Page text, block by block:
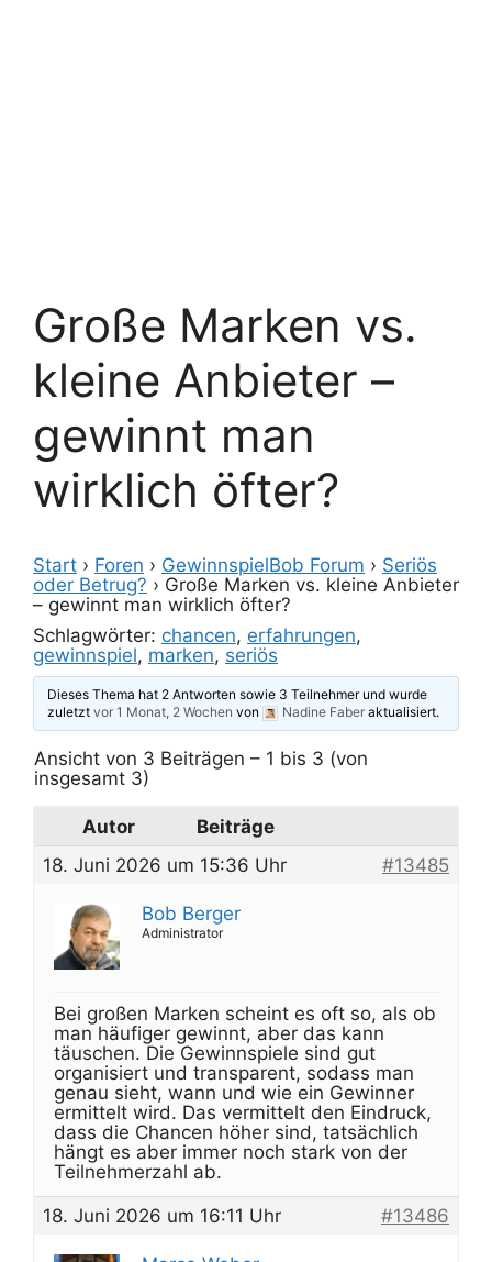
Große Marken vs.
kleine Anbieter –
gewinnt man
wirklich öfter?
Start › Foren › GewinnspielBob Forum › Seriös
oder Betrug? › Große Marken vs. kleine Anbieter
– gewinnt man wirklich öfter?
Schlagwörter: chancen, erfahrungen,
gewinnspiel, marken, seriös
Dieses Thema hat 2 Antworten sowie 3 Teilnehmer und wurde
zuletztvor 1 Monat, 2 Wochen von Nadine Faber aktualisiert.
Ansicht von 3 Beiträgen – 1 bis 3 (von
insgesamt 3)
Autor
Beiträge
18. Juni 2026 um 15:36 Uhr
#13485
Bob Berger
Administrator
Bei großen Marken scheint es oft so, als ob
man häufiger gewinnt, aber das kann
täuschen. Die Gewinnspiele sind gut
organisiert und transparent, sodass man
genau sieht, wann und wie ein Gewinner
ermittelt wird. Das vermittelt den Eindruck,
dass die Chancen höher sind, tatsächlich
hängt es aber immer noch stark von der
Teilnehmerzahl ab.
18. Juni 2026 um 16:11 Uhr
#13486